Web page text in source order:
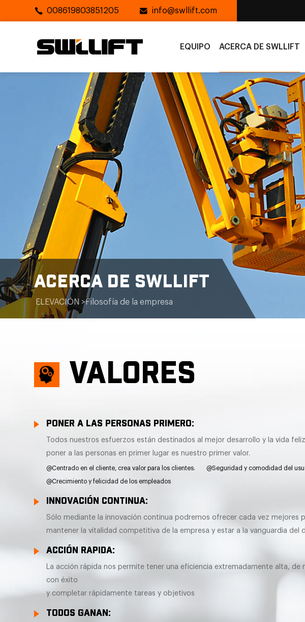
008619803851205 info@swllift.com
EQUIPO ACERCA DE SWLLIFT
ACERCA DE SWLLIFT
ELEVACIÓN >Filosofía de la empresa
VALORES
PONER A LAS PERSONAS PRIMERO:
Todos nuestros esfuerzos están destinados al mejor desarrollo y la vida
poner a las personas en primer lugar es nuestro primer valor.
@Centrado en el cliente, crea valor para los clientes. @Seguridad y comodidad del
@Crecimiento y felicidad de los empleados
INNOVACIÓN CONTINUA:
Sólo mediante la innovación continua podremos ofrecer cada vez mejores
mantener la vitalidad competitiva de la empresa y estar a la vanguardia del
ACCIÓN RAPIDA:
La acción rápida nos permite tener una eficiencia extremadamente alta,
con éxito
y completar rápidamente tareas y objetivos
TODOS GANAN: